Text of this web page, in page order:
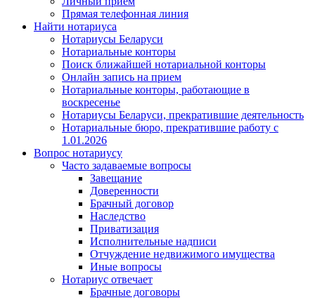
Прямая телефонная линия
Найти нотариуса
Нотариусы Беларуси
Нотариальные конторы
Поиск ближайшей нотариальной конторы
Онлайн запись на прием
Нотариальные конторы, работающие в
воскресенье
Нотариусы Беларуси, прекратившие деятельность
Нотариальные бюро, прекратившие работу с
1.01.2026
Вопрос нотариусу
Часто задаваемые вопросы
Завещание
Доверенности
Брачный договор
Наследство
Приватизация
Исполнительные надписи
Отчуждение недвижимого имущества
Иные вопросы
Нотариус отвечает
Брачные договоры